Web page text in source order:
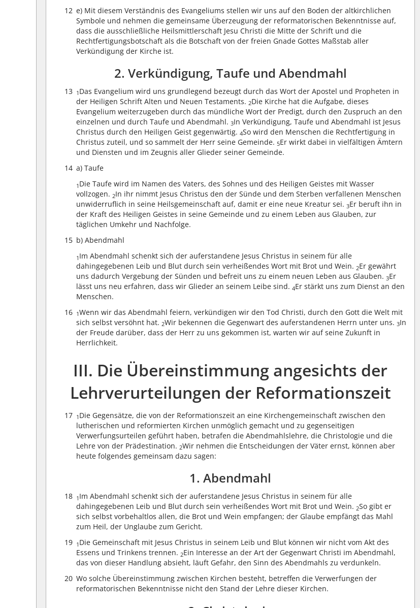
12 e) Mit diesem Verständnis des Evangeliums stellen wir uns auf den Boden der altkirchlichen
Symbole und nehmen die gemeinsame Überzeugung der reformatorischen Bekenntnisse auf,
dass die ausschließliche Heilsmittlerschaft Jesu Christi die Mitte der Schrift und die
Rechtfertigungsbotschaft als die Botschaft von der freien Gnade Gottes Maßstab aller
Verkündigung der Kirche ist.
2. Verkündigung, Taufe und Abendmahl
13 1 Das Evangelium wird uns grundlegend bezeugt durch das Wort der Apostel und Propheten in
der Heiligen Schrift Alten und Neuen Testaments. 2Die Kirche hat die Aufgabe, dieses
Evangelium weiterzugeben durch das mündliche Wort der Predigt, durch den Zuspruch an den
einzelnen und durch Taufe und Abendmahl.3In Verkündigung, Taufe und Abendmahl ist Jesus
Christus durch den Heiligen Geist gegenwärtig.4So wird den Menschen die Rechtfertigung in
Christus zuteil, und so sammelt der Herr seine Gemeinde. 5Er wirkt dabei in vielfältigen Ämtern
und Diensten und im Zeugnis aller Glieder seiner Gemeinde.
14 a) Taufe
1 Die Taufe wird im Namen des Vaters, des Sohnes und des Heiligen Geistes mit Wasser
vollzogen. 2In ihr nimmt Jesus Christus den der Sünde und dem Sterben verfallenen Menschen
unwiderruflich in seine Heilsgemeinschaft auf, damit er eine neue Kreatur sei.3Er beruft ihn in
der Kraft des Heiligen Geistes in seine Gemeinde und zu einem Leben aus Glauben, zur
täglichen Umkehr und Nachfolge.
15 b) Abendmahl
1 Im Abendmahl schenkt sich der auferstandene Jesus Christus in seinem für alle
dahingegebenen Leib und Blut durch sein verheißendes Wort mit Brot und Wein. 2Er gewährt
uns dadurch Vergebung der Sünden und befreit uns zu einem neuen Leben aus Glauben.3Er
lässt uns neu erfahren, dass wir Glieder an seinem Leibe sind.4Er stärkt uns zum Dienst an den
Menschen.
16 1Wenn wir das Abendmahl feiern, verkündigen wir den Tod Christi, durch den Gott die Welt mit
sich selbst versöhnt hat. 2Wir bekennen die Gegenwart des auferstandenen Herrn unter uns.3In
der Freude darüber, dass der Herr zu uns gekommen ist, warten wir auf seine Zukunft in
Herrlichkeit.
III. Die Übereinstimmung angesichts der
Lehrverurteilungen der Reformationszeit
17 1 Die Gegensätze, die von der Reformationszeit an eine Kirchengemeinschaft zwischen den
lutherischen und reformierten Kirchen unmöglich gemacht und zu gegenseitigen
Verwerfungsurteilen geführt haben, betrafen die Abendmahlslehre, die Christologie und die
Lehre von der Prädestination. 2Wir nehmen die Entscheidungen der Väter ernst, können aber
heute folgendes gemeinsam dazu sagen:
1. Abendmahl
18 1 Im Abendmahl schenkt sich der auferstandene Jesus Christus in seinem für alle
dahingegebenen Leib und Blut durch sein verheißendes Wort mit Brot und Wein. 2So gibt er
sich selbst vorbehaltlos allen, die Brot und Wein empfangen; der Glaube empfängt das Mahl
zum Heil, der Unglaube zum Gericht.
19 1 Die Gemeinschaft mit Jesus Christus in seinem Leib und Blut können wir nicht vom Akt des
Essens und Trinkens trennen. 2Ein Interesse an der Art der Gegenwart Christi im Abendmahl,
das von dieser Handlung absieht, läuft Gefahr, den Sinn des Abendmahls zu verdunkeln.
20 Wo solche Übereinstimmung zwischen Kirchen besteht, betreffen die Verwerfungen der
reformatorischen Bekenntnisse nicht den Stand der Lehre dieser Kirchen.